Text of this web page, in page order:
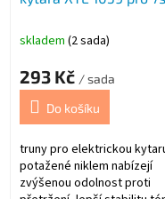
skladem (2 sada)
293 Kč / sada
Do košíku
truny pro elektrickou
potažené niklem nabízejí
zvýšenou odolnost proti